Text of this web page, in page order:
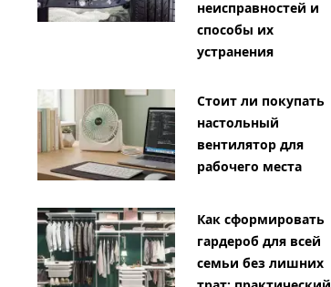
неисправностей и
способы их
устранения
Стоит ли покупать
настольный
вентилятор для
рабочего места
Как сформировать
гардероб для всей
семьи без лишних